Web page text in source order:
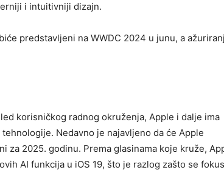
i intuitivniji dizajn.
predstavljeni na WWDC 2024 u junu, a
korisničkog radnog okruženja, Apple i dalje ima
Nedavno je najavljeno da će Apple
za 2025. godinu. Prema glasinama koje kruže,
AI funkcija u iOS 19, što je razlog zašto se fokus